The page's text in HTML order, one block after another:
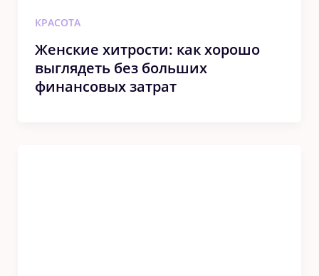
КРАСОТА
Женские хитрости: как хорошо
выглядеть без больших
финансовых затрат